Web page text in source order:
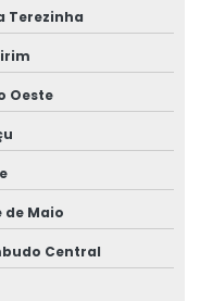
portaria 888
portaria 888
humano
Terezinha
Oeste
de Maio
Central